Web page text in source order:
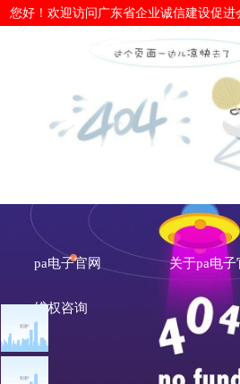
您好！欢迎访问广东省企业诚信建设促
2022年中央一号
pa电子官网 关于pa电子
维权咨询
文章点击排行